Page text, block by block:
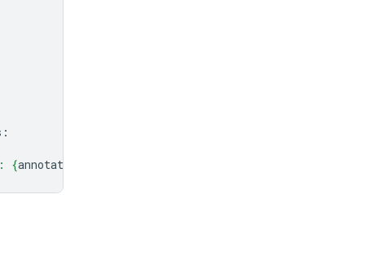
:
: {annotation